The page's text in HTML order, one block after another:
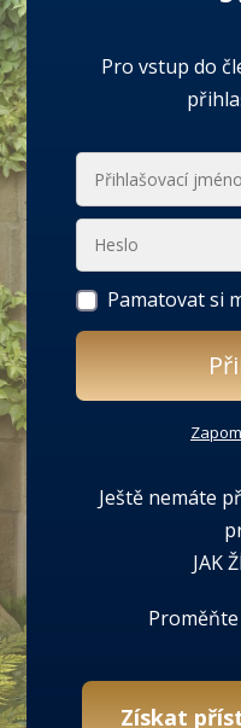
Pro vstup do
Pamatovat si
Ještě nemáte
JAK
Získat